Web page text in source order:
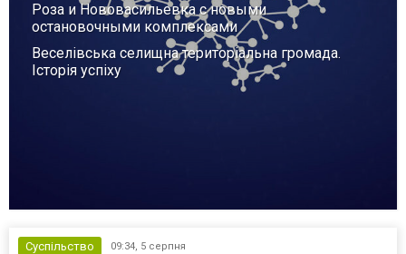
Роза и Нововасильевка с новыми
остановочными комплексами
Веселівська селищна територіальна громада.
Історія успіху
Суспільство 09:34, 5 серпня